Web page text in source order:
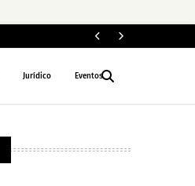
Jurídico Eventos